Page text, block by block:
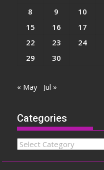
8
9 10
15
16 17
22
23 24
29
30
« May Jul »
Categories
Categories